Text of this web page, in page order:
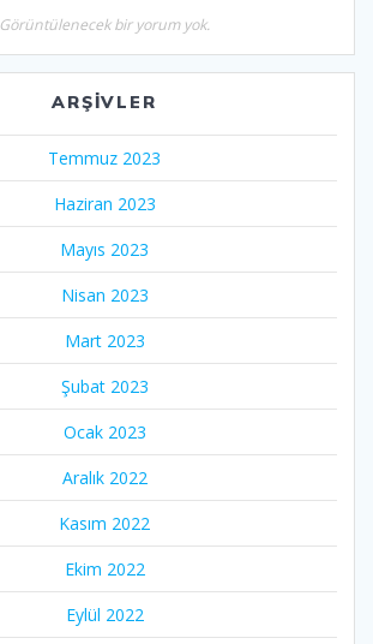
Görüntülenecek bir yorum yok.
ARŞIVLER
Temmuz 2023
Haziran 2023
Mayıs 2023
Nisan 2023
Mart 2023
Şubat 2023
Ocak 2023
Aralık 2022
Kasım 2022
Ekim 2022
Eylül 2022